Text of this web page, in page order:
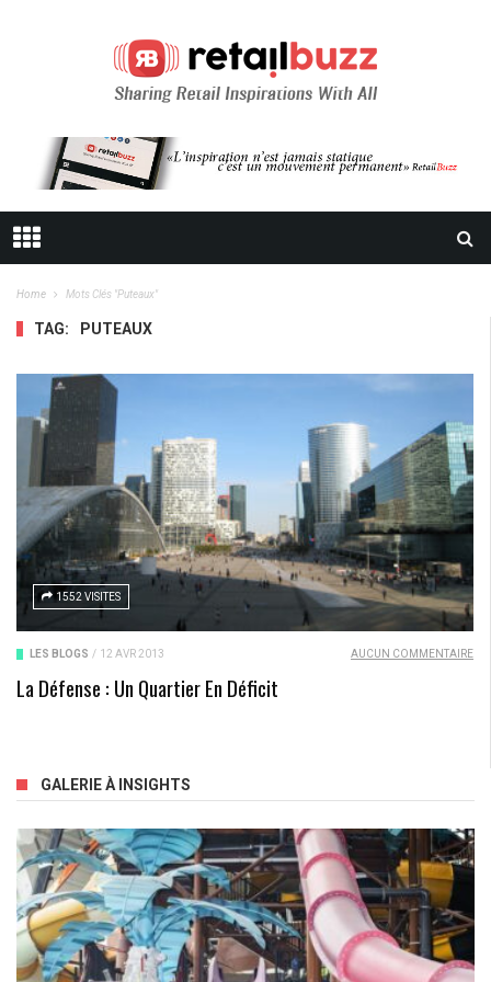
Home Mots Clés "puteaux"
TAG: PUTEAUX
1552 VISITES
LES BLOGS / 12 AVR 2013 AUCUN COMMENTAIRE
La Défense : Un Quartier En Déficit
GALERIE À INSIGHTS